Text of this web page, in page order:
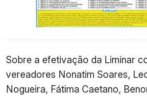
Sobre a efetivação da Liminar
vereadores Nonatim Soares,
Nogueira, Fátima Caetano,